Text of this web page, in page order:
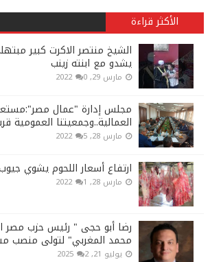
الأكثر قراءة
الشيخ منتصر الاكرت كبير
يشدو مع ابنته زينب
مارس 29, 2022 0
مجلس إدارة "عمال
العمالية..وجمعيتنا العمومية
مارس 28, 2022 5
ارتفاع أسعار اللحوم يشوي
مارس 28, 2022 1
رضا أبو حجى " رئيس حزب مصر
محمد المغربي" لتولى منصب
يوليو 21, 2025 2